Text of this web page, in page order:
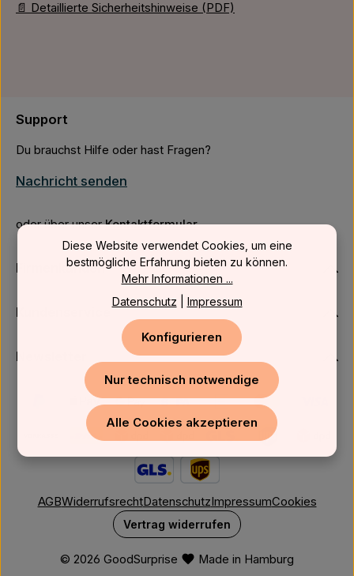
📄 Detaillierte Sicherheitshinweise (PDF)
Support
Du brauchst Hilfe oder hast Fragen?
Nachricht senden
oder über unserKontaktformular.
Firmenkunden
Kundenservice
Newsletter
© 2026 GoodSurprise Made in Hamburg
AGBWiderrufsrechtDatenschutzImpressumCookies
Vertrag widerrufen
Diese Website verwendet Cookies, um eine
bestmögliche Erfahrung bieten zu können.
Mehr Informationen ...
Datenschutz
Impressum
Nur technisch notwendige
Konfigurieren
Alle Cookies akzeptieren